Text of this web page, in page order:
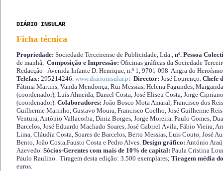
DIÁRIO INSULAR
Ficha técnica
Propriedade: Sociedade Terceirense de Publicidade, Lda., nº. Pessoa
de manhã, Composição e Impressão: Oficinas gráficas da Sociedade
Redacção - Avenida Infante D. Henrique, n.º 1, 9701-098 Angra do
Telefax: 295214246. www.diarioinsular.pt Director: José Lourenço. Chefe
Fátima Martins, Vanda Mendonça, Rui Messias, Helena Fagundes,
(coordenador), Luís Almeida, Daniel Costa, José Eliseu Costa, Jorge
(coordenador). Colaboradores: João Bosco Mota Amaral, Francisco dos
Guilherme Marinho, Gustavo Moura, Francisco Coelho, José Guilherme
Ventura, António Vallacorba, Diniz Borges, Jorge Moreira, Paulo Gomes,
Barcelos, José Eduardo Machado Soares, José Gabriel Ávila, Fábio Vieira,
Lima, Cláudia Costa, Soares de Barcelos, Berto Messias, Luis Couto, José
Bento, João Costa,Fausto Costa e Pedro Alves. Design gráfico: António
Azevedo. Sócios-Gerentes com mais de 10% de capital: Paula Cristina
Paulo Raulino. Tiragem desta edição: 3.500 exemplares; Tiragem média
euros.